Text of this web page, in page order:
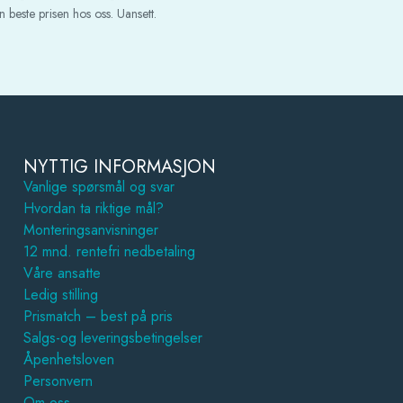
prisen hos oss. Uansett.
NYTTIG INFORMASJON
Vanlige spørsmål og svar
Hvordan ta riktige mål?
Monteringsanvisninger
12 mnd. rentefri nedbetaling
Våre ansatte
Ledig stilling
Prismatch – best på pris
Salgs-og leveringsbetingelser
Åpenhetsloven
Personvern